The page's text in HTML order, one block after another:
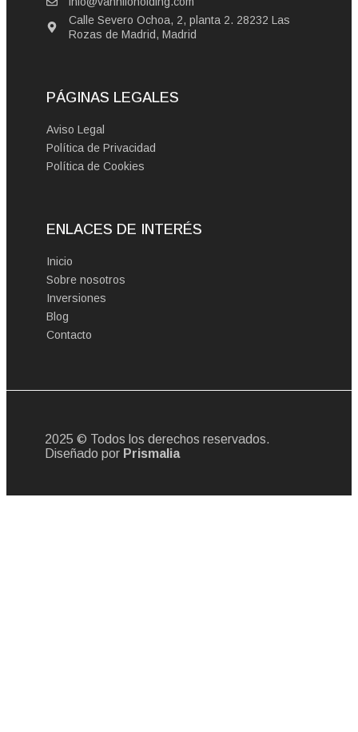
Calle Severo Ochoa, 2, planta 2. 28232 Las
Rozas de Madrid, Madrid
PÁGINAS LEGALES
Aviso Legal
Política de Privacidad
Política de Cookies
ENLACES DE INTERÉS
Inicio
Sobre nosotros
Inversiones
Blog
Contacto
2025 © Todos los derechos reservados.
Diseñado por Prismalia